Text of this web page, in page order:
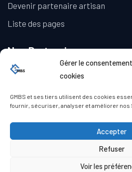
Gérer le
cookies
GMBS et ses tiers utilisent des cookies
fournir, sécuriser, analyser et améliorer nos
Accepter
Refuser
Voir les
Devenir partenaire artisan
Liste des pages
Nos Partenaires
La Galerie Immobilière
© Copyright GMBS 2023.
Politique de